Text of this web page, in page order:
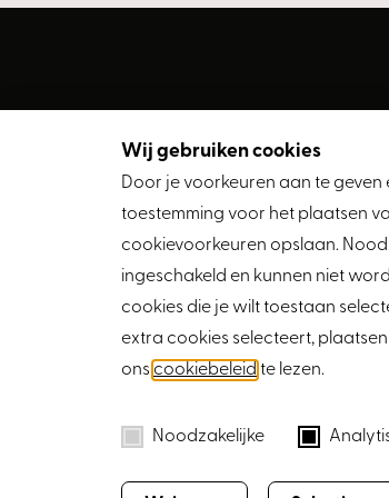
Wij gebruiken cookies
Door je voorkeuren aan te geven
toestemming voor het plaatsen
cookievoorkeuren opslaan.
ingeschakeld en kunnen niet
cookies die je wilt toestaan
extra cookies selecteert,
ons cookiebeleid te lezen.
Noodzakelijke